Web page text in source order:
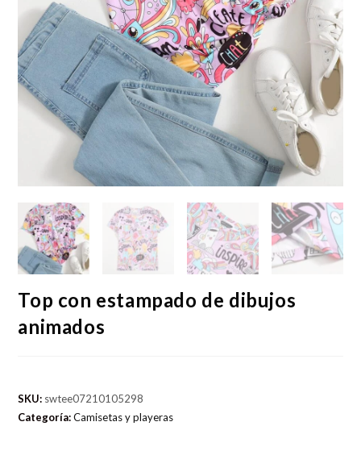
Top con estampado de dibujos
animados
SKU: swtee07210105298
Categoría:Camisetas y playeras